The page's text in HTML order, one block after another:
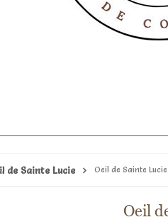
de Sainte Lucie Oeil de Sainte
Oeil